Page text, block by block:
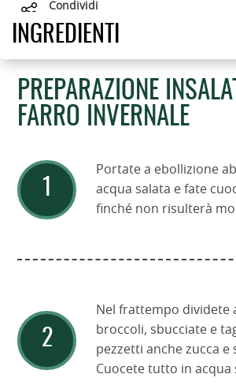
Condividi
INGREDIENTI
PREPARAZIONE
FARRO INVERNALE
Portate a ebollizione
acqua salata e fate
finché non risulterà
Nel frattempo dividete
broccoli, sbucciate e
pezzetti anche zucca e
Cuocete tutto in acqua